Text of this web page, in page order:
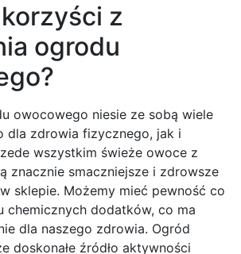
z
ogrodu
owocowego niesie ze sobą wiele
dla zdrowia fizycznego, jak i
wszystkim świeże owoce z
znacznie smaczniejsze i zdrowsze
sklepie. Możemy mieć pewność co
chemicznych dodatków, co ma
dla naszego zdrowia. Ogród
doskonałe źródło aktywności